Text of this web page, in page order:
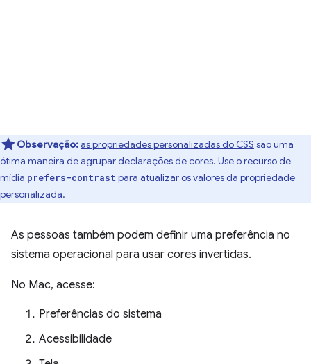
Observação:as propriedades personalizadas do CSS são uma
ótima maneira de agrupar declarações de cores. Use o recurso de
mídia prefers-contrast para atualizar os valores da propriedade
personalizada.
As pessoas também podem definir uma preferência no
sistema operacional para usar cores invertidas.
No Mac, acesse:
Preferências do sistema
Acessibilidade